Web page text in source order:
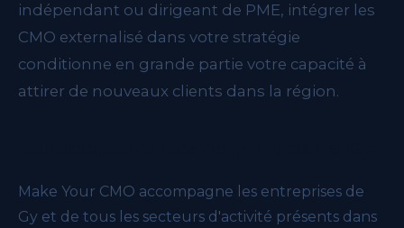
indépendant ou dirigeant de PME, intégrer les
CMO externalisé dans votre stratégie
conditionne en grande partie votre capacité à
attirer de nouveaux clients dans la région.
Make Your CMO accompagne les entreprises de
Gy et de tous les secteurs d'activité présents dans